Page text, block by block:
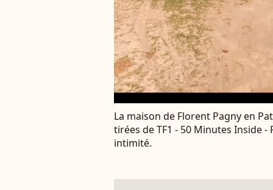
La maison de Florent Pagny en
tirées de TF1 - 50 Minutes Inside
intimité.